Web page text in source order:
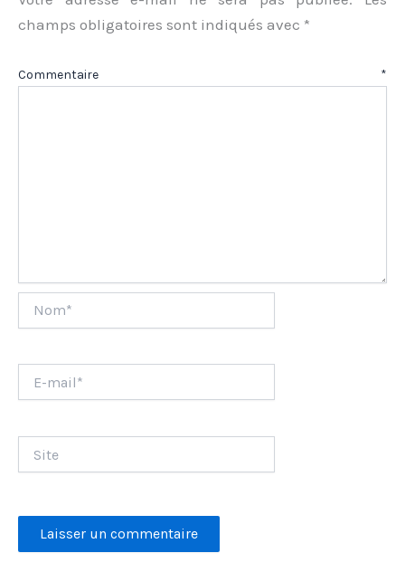
champs obligatoires sont indiqués avec *
Commentaire *
mail*